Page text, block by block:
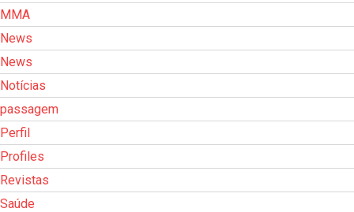
MMA
News
News
Notícias
passagem
Perfil
Profiles
Revistas
Saúde